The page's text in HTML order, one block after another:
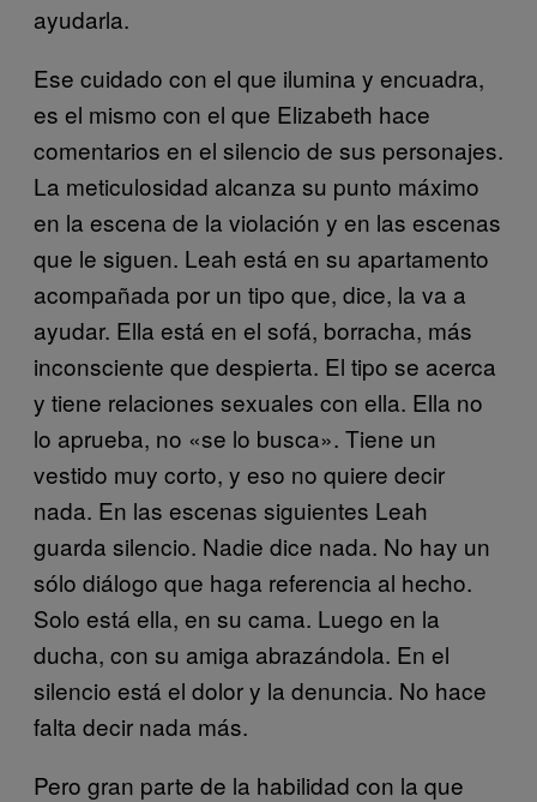
ayudarla.
Ese cuidado con el que ilumina y encuadra,
es el mismo con el que Elizabeth hace
comentarios en el silencio de sus personajes.
La meticulosidad alcanza su punto máximo
en la escena de la violación y en las escenas
que le siguen. Leah está en su apartamento
acompañada por un tipo que, dice, la va a
ayudar. Ella está en el sofá, borracha, más
inconsciente que despierta. El tipo se acerca
y tiene relaciones sexuales con ella. Ella no
lo aprueba, no «se lo busca». Tiene un
vestido muy corto, y eso no quiere decir
nada. En las escenas siguientes Leah
guarda silencio. Nadie dice nada. No hay un
sólo diálogo que haga referencia al hecho.
Solo está ella, en su cama. Luego en la
ducha, con su amiga abrazándola. En el
silencio está el dolor y la denuncia. No hace
falta decir nada más.
Pero gran parte de la habilidad con la que